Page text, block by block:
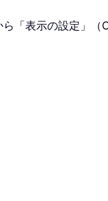
「表示の設定」